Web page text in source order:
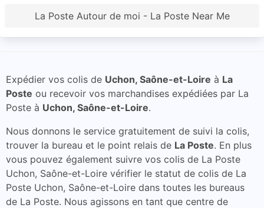
La Poste Autour de moi - La Poste Near Me
Expédier vos colis de Uchon, Saône-et-Loire à La
Poste ou recevoir vos marchandises expédiées par La
Poste à Uchon, Saône-et-Loire.
Nous donnons le service gratuitement de suivi la colis,
trouver la bureau et le point relais de La Poste. En plus
vous pouvez également suivre vos colis de La Poste
Uchon, Saône-et-Loire vérifier le statut de colis de La
Poste Uchon, Saône-et-Loire dans toutes les bureaus
de La Poste. Nous agissons en tant que centre de